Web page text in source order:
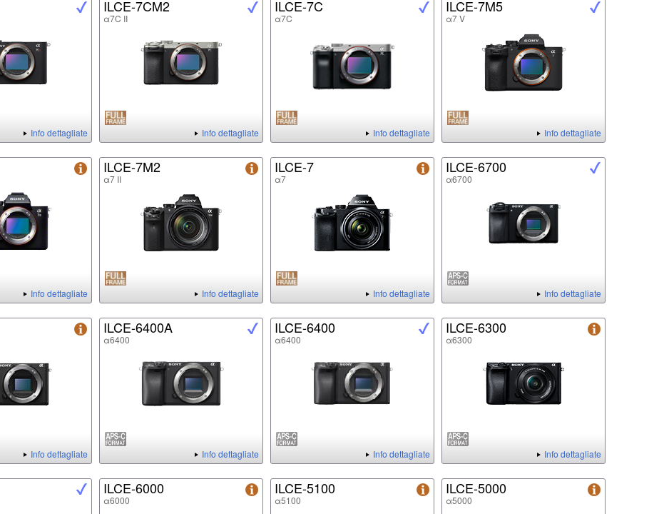
Info dettagliate
ILCE-7CM2
α7C II
Info dettagliate
ILCE-7C
α7C
Info dettagliate
ILCE-7M5
α7 V
Info dettagliate
Info dettagliate
ILCE-7M2
α7 II
Info dettagliate
ILCE-7
α7
Info dettagliate
ILCE-6700
α6700
Info dettagliate
Info dettagliate
ILCE-6400A
α6400
Info dettagliate
ILCE-6400
α6400
Info dettagliate
ILCE-6300
α6300
Info dettagliate
ILCE-6000
α6000
ILCE-5100
α5100
ILCE-5000
α5000